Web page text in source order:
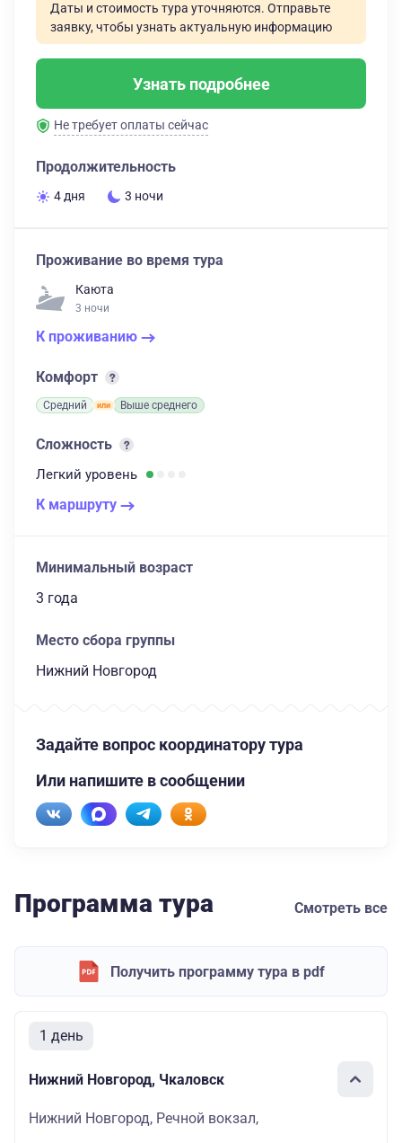
Даты и стоимость тура уточняются. Отправьте
заявку, чтобы узнать актуальную информацию
Узнать подробнее
Не требует оплаты сейчас
Продолжительность
4 дня 3 ночи
Проживание во время тура
Каюта
3 ночи
К проживанию
Комфорт
Средний Выше среднего
Сложность
Легкий уровень
К маршруту
Минимальный возраст
3 года
Место сбора группы
Нижний Новгород
Задайте вопрос координатору тура
Или напишите в сообщении
Программа тура Смотреть все
Получить программу тура в pdf
1 день
Нижний Новгород, Чкаловск
Нижний Новгород, Речной вокзал,